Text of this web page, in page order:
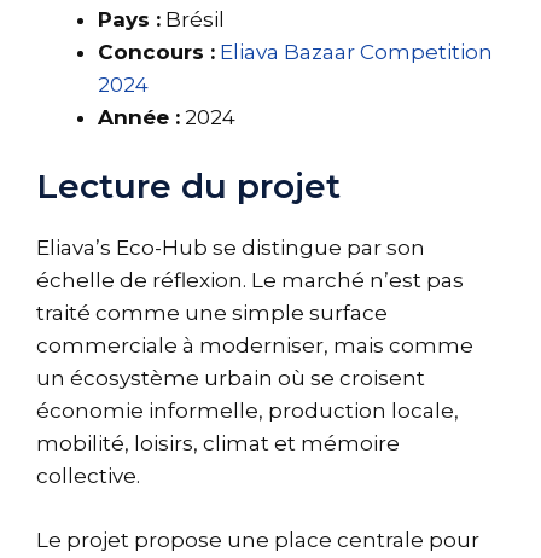
Pays : Brésil
Concours : Eliava Bazaar Competition
2024
Année : 2024
Lecture du projet
Eliava’s Eco-Hub se distingue par son
échelle de réflexion. Le marché n’est pas
traité comme une simple surface
commerciale à moderniser, mais comme
un écosystème urbain où se croisent
économie informelle, production locale,
mobilité, loisirs, climat et mémoire
collective.
Le projet propose une place centrale pour